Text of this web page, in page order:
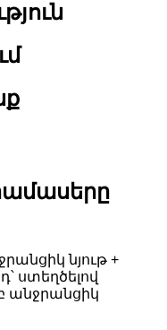
նյութ +
ստեղծելով
անջրանցիկ